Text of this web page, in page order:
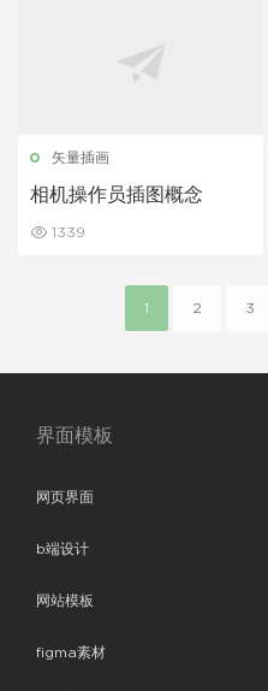
矢量插画
相机操作员插图概念
1339
1 2 3
界面模板
网页界面
b端设计
网站模板
figma素材